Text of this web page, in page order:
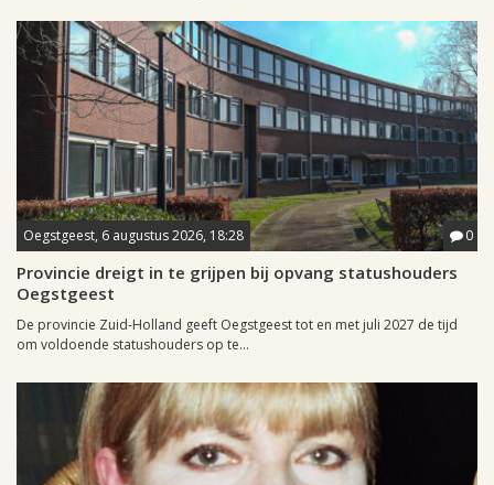
Oegstgeest, 6 augustus 2026, 18:28 0
Provincie dreigt in te grijpen bij opvang statushouders
Oegstgeest
De provincie Zuid-Holland geeft Oegstgeest tot en met juli 2027 de tijd
om voldoende statushouders op te...